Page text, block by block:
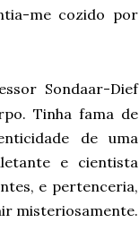
me cozido por
Sondaar-Dief
Tinha fama de
de uma
e cientista
e pertenceria,
misteriosamente.